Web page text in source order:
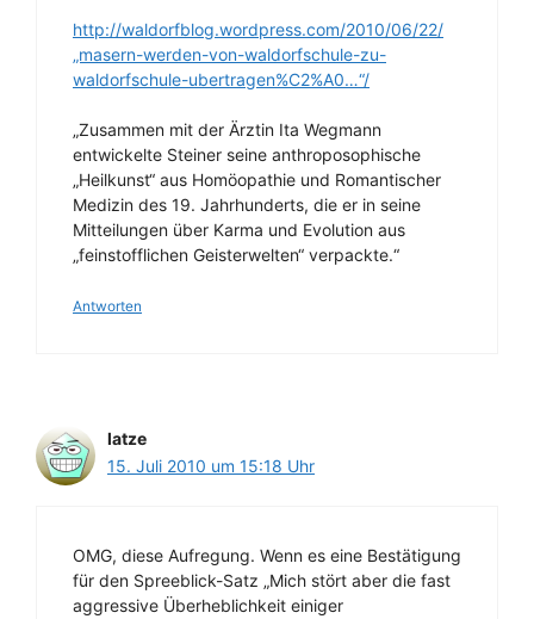
http://waldorfblog.wordpress.com/2010/06/22/
„masern-werden-von-waldorfschule-zu-
waldorfschule-ubertragen%C2%A0…“/
„Zusammen mit der Ärztin Ita Wegmann
entwickelte Steiner seine anthroposophische
„Heilkunst“ aus Homöopathie und Romantischer
Medizin des 19. Jahrhunderts, die er in seine
Mitteilungen über Karma und Evolution aus
„feinstofflichen Geisterwelten“ verpackte.“
Antworten
latze
15. Juli 2010 um 15:18 Uhr
OMG, diese Aufregung. Wenn es eine Bestätigung
für den Spreeblick-Satz „Mich stört aber die fast
aggressive Überheblichkeit einiger